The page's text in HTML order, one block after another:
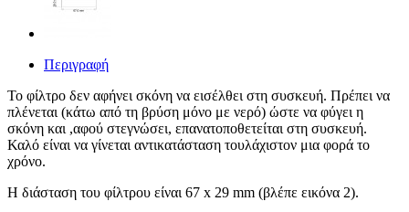
Περιγραφή
Το φίλτρο δεν αφήνει σκόνη να εισέλθει στη συσκευή. Πρέπει να
πλένεται (κάτω από τη βρύση μόνο με νερό) ώστε να φύγει η
σκόνη και ,αφού στεγνώσει, επανατοποθετείται στη συσκευή.
Καλό είναι να γίνεται αντικατάσταση τουλάχιστον μια φορά το
χρόνο.
Η διάσταση του φίλτρου είναι 67 x 29 mm (βλέπε εικόνα 2).